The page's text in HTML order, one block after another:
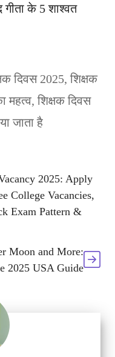
गीता के 5 शाश्वत
दिवस 2025,शिक्षक
महत्व,शिक्षक दिवस
जाता है
2025: Apply
College Vacancies,
Exam Pattern &
Moon and More:
2025 USA Guide